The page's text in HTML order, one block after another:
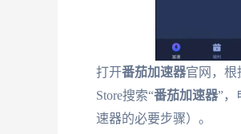
打开番茄加速器官网，
Store搜索“番茄加速器”，
速器的必要步骤）。